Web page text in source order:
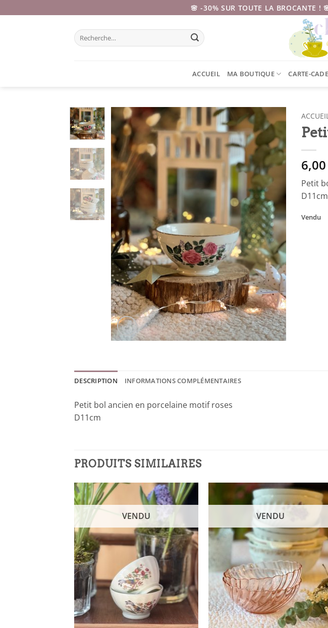
au
🌸 -30% SUR TOUTE LA BROCANTE !
Recherche
pour :
ACCUEIL MA BOUTIQUE CARTE-
6,00
Petit
D11cm
Vendu
DESCRIPTION INFORMATIONS COMPLÉMENTAIRES
Petit bol ancien en porcelaine motif roses
D11cm
PRODUITS SIMILAIRES
VENDU VENDU